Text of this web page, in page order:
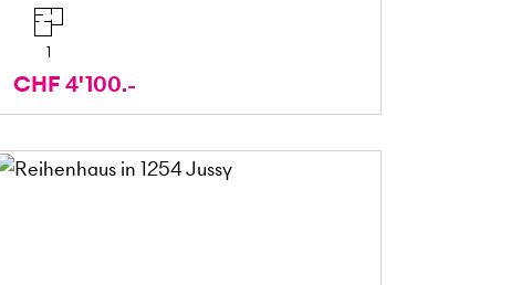
1
CHF 4'100.-